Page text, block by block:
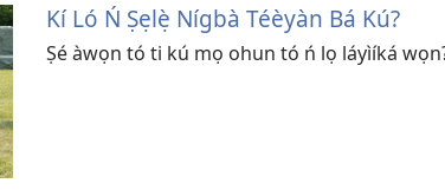
Kí Ló Ń Ṣẹlẹ̀ Nígbà Téèyàn Bá Kú?
Ṣé àwọn tó ti kú mọ ohun tó ń lọ láyìíká